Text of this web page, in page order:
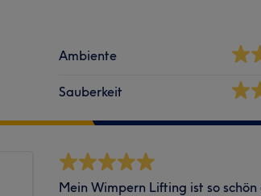
Ambiente
Sauberkeit
Mein Wimpern Lifting ist so